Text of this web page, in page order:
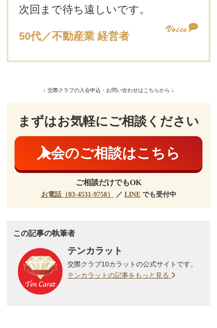
次回まで待ち遠しいです。
50代／不動産業 経営者
↓ 交際クラブの入会申込・お問い合わせはこちらから ↓
まずはお気軽にご相談ください
入会のご相談はこちら
ご相談だけでもOK
お電話（03-4531-9758） ／ LINEでも受付中
この記事の執筆者
テンカラット
交際クラブ10カラットの公式サイトです。
テンカラットの記事をもっと見る